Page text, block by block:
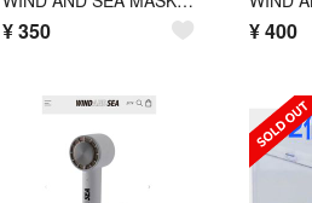
¥350 ¥400